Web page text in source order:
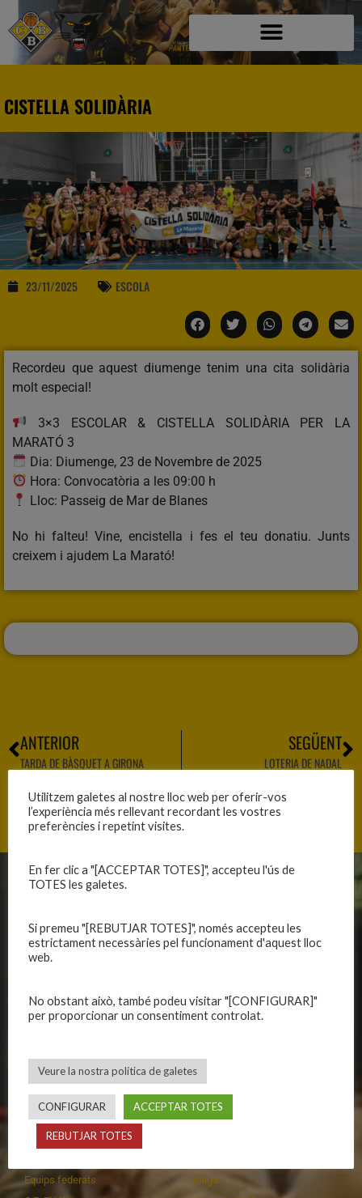
CISTELLA SOLIDÀRIA
23/11/2025 ESCOLA
Recordeu que aquest diumenge tenim una cita solidària
molt especial!
3×3 ESCOLAR & CISTELLA SOLIDÀRIA PER LA
MARATÓ 3
Dia: Diumenge, 23 de Novembre de 2025
Hora: Convocatòria a les 09:00 h
Lloc: Passeig de Mar de Blanes
No hi falteu! Vine, encistella i fes el teu donatiu. Junts
creixem i ajudem La Marató!
ANTERIOR
TARDA DE BÀSQUET A GIRONA
SEGÜENT
LOTERIA DE NADAL
CLUB
Història
Organització
Publicacions
Política de privadesa
Primer equip masculí
Primer equip femení
C.E. El Vilar
CALENDARIS
Primer Equip Masculí
Equips federats
INFORMACIONS
Botiga
Utilitzem galetes al nostre lloc web per oferir-vos
l’experiència més rellevant recordant les vostres
preferències i repetint visites.
En fer clic a "[ACCEPTAR TOTES]", accepteu l'ús de
TOTES les galetes.
Si premeu "[REBUTJAR TOTES]", només accepteu les
estrictament necessàries pel funcionament d'aquest lloc
web.
No obstant això, també podeu visitar "[CONFIGURAR]"
per proporcionar un consentiment controlat.
Veure la nostra política de galetes
CONFIGURAR ACCEPTAR TOTES
REBUTJAR TOTES